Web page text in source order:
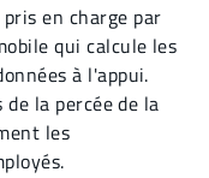
en charge par
qui calcule les
à l'appui.
la percée de la
les